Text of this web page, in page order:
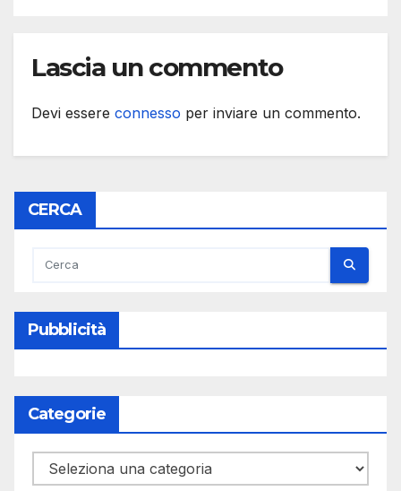
Lascia un commento
Devi essere connesso per inviare un commento.
CERCA
Pubblicità
Categorie
Categorie